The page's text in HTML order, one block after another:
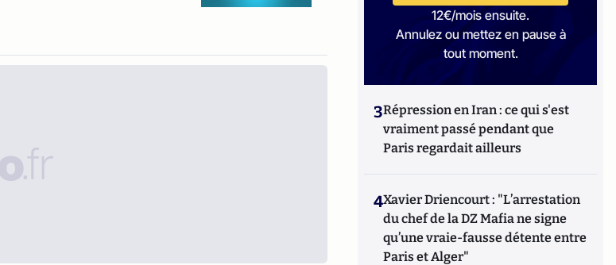
12€/mois ensuite.
Annulez ou mettez en pause à
tout moment.
3Répression en Iran : ce qui s'est
vraiment passé pendant que
Paris regardait ailleurs
4Xavier Driencourt : "L’arrestation
du chef de la DZ Mafia ne signe
qu’une vraie-fausse détente entre
Paris et Alger"